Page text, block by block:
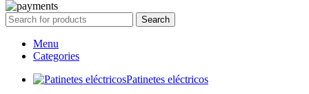
Search
Menu
Categories
Patinetes eléctricos